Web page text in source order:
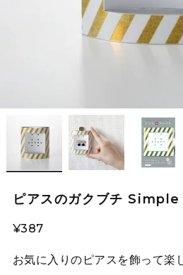
ピアスのガクブチ Simple
¥387
お気に入りのピアスを飾って楽